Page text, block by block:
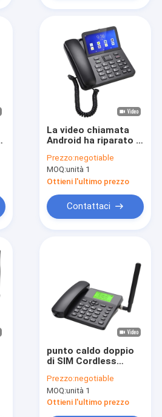
La video chiamata
Android ha riparato il
con punto caldo
Bluetooth di WIFI
Prezzo:negotiable
MOQ:unità 1
Ottieni l'ultimo prezzo
Contattaci
punto caldo doppio
di SIM Cordless
VOLTE WIFI della
batteria 1000mAh
Prezzo:negotiable
MOQ:unità 1
Ottieni l'ultimo prezzo